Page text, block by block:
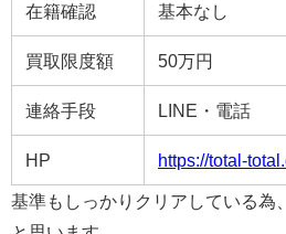
在籍確認 基本なし
買取限度額 50万円
連絡手段 LINE・電話
HP https://total-
基準もしっかりクリアしている為